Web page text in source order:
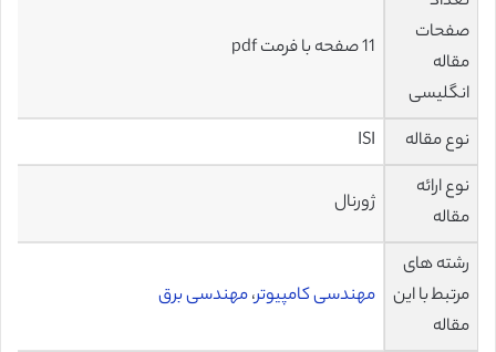
صفحات
مقاله
انگلیسی
11 صفحه با فرمت pdf
نوع مقاله
ISI
نوع ارائه
مقاله
ژورنال
رشته های
مرتبط با این
مقاله
مهندسی کامپیوتر،مهندسی برق